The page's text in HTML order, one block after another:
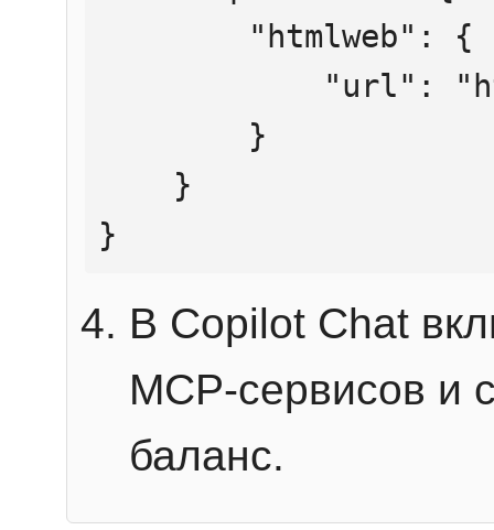
}
В Copilot Chat
MCP-сервисов и
баланс.